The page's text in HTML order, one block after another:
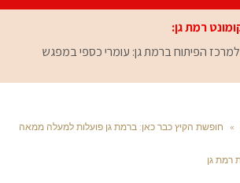
רמת גן:
מה-NBA למרכז הפיתוח ברמת גן: עומרי כספי במפגש
» חופשת הקיץ כבר כאן: ברמת גן פועלות למעלה ממאה
רמת גן